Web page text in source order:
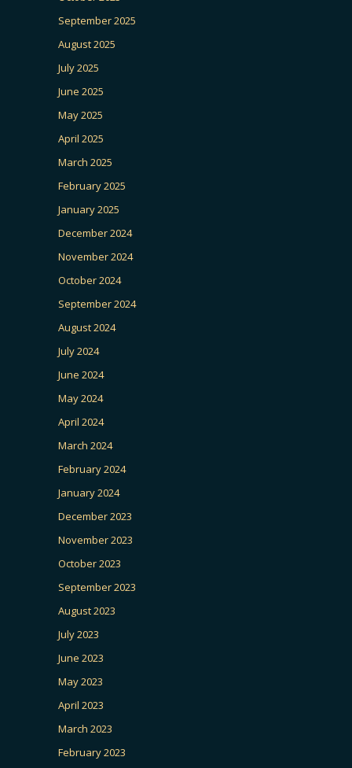
September 2025
August 2025
July 2025
June 2025
May 2025
April 2025
March 2025
February 2025
January 2025
December 2024
November 2024
October 2024
September 2024
August 2024
July 2024
June 2024
May 2024
April 2024
March 2024
February 2024
January 2024
December 2023
November 2023
October 2023
September 2023
August 2023
July 2023
June 2023
May 2023
April 2023
March 2023
February 2023